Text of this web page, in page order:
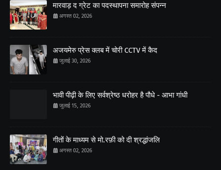
मारवाड़ द ग्रेट का पदस्थापना समारोह संपन्न
अगस्त 02, 2026
अजयमेरु प्रेस क्लब में चोरी CCTV में कैद
जुलाई 30, 2026
भावी पीढ़ी के लिए सर्वश्रेष्ठ धरोहर है पौधे - आभा गांधी
जुलाई 15, 2026
गीतों के माध्यम से मो.रफ़ी को दी श्रद्धांजलि
अगस्त 02, 2026